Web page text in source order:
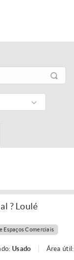
? Loulé
Espaços Comerciais
Usado Área útil: